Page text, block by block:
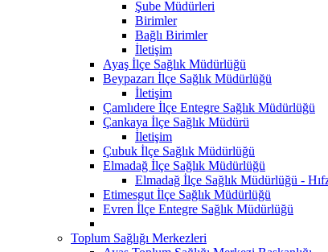
Şube Müdürleri
Birimler
Bağlı Birimler
İletişim
Ayaş İlçe Sağlık Müdürlüğü
Beypazarı İlçe Sağlık Müdürlüğü
İletişim
Çamlıdere İlçe Entegre Sağlık Müdürlüğü
Çankaya İlçe Sağlık Müdürü
İletişim
Çubuk İlçe Sağlık Müdürlüğü
Elmadağ İlçe Sağlık Müdürlüğü
Elmadağ İlçe Sağlık Müdürlüğü -
Etimesgut İlçe Sağlık Müdürlüğü
Evren İlçe Entegre Sağlık Müdürlüğü
Toplum Sağlığı Merkezleri